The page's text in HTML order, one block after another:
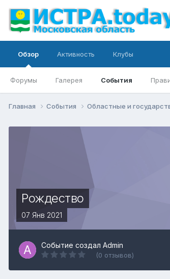
Обзор
Форумы Галерея События
Активность Клубы
Главная События Областные и
Pождество
07 Янв 2021
Событие создал Admin
(0 отзывов)